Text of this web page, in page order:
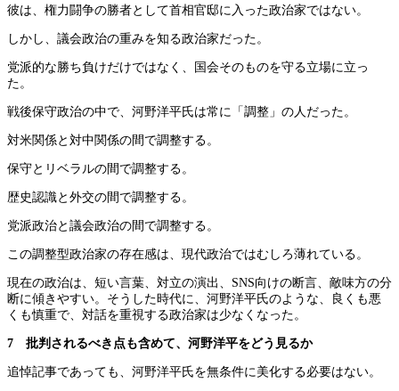
彼は、権力闘争の勝者として首相官邸に入った政治家ではない。
しかし、議会政治の重みを知る政治家だった。
党派的な勝ち負けだけではなく、国会そのものを守る立場に立っ
た。
戦後保守政治の中で、河野洋平氏は常に「調整」の人だった。
対米関係と対中関係の間で調整する。
保守とリベラルの間で調整する。
歴史認識と外交の間で調整する。
党派政治と議会政治の間で調整する。
この調整型政治家の存在感は、現代政治ではむしろ薄れている。
現在の政治は、短い言葉、対立の演出、SNS向けの断言、敵味方の分
断に傾きやすい。そうした時代に、河野洋平氏のような、良くも悪
くも慎重で、対話を重視する政治家は少なくなった。
7 批判されるべき点も含めて、河野洋平をどう見るか
追悼記事であっても、河野洋平氏を無条件に美化する必要はない。